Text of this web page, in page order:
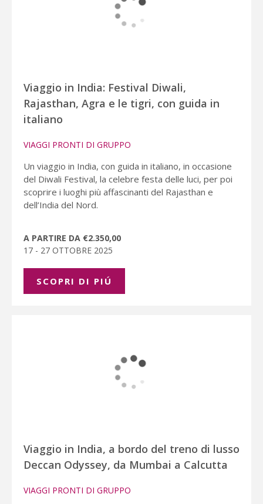
Viaggio in India: Festival Diwali,
Rajasthan, Agra e le tigri, con guida in
italiano
VIAGGI PRONTI DI GRUPPO
Un viaggio in India, con guida in italiano, in occasione
del Diwali Festival, la celebre festa delle luci, per poi
scoprire i luoghi più affascinanti del Rajasthan e
dell’India del Nord.
A PARTIRE DA €2.350,00
17 - 27 OTTOBRE 2025
SCOPRI DI PIÚ
Viaggio in India, a bordo del treno di lusso
Deccan Odyssey, da Mumbai a Calcutta
VIAGGI PRONTI DI GRUPPO